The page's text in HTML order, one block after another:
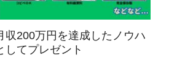
収200万円を達成したノウハ
してプレゼント